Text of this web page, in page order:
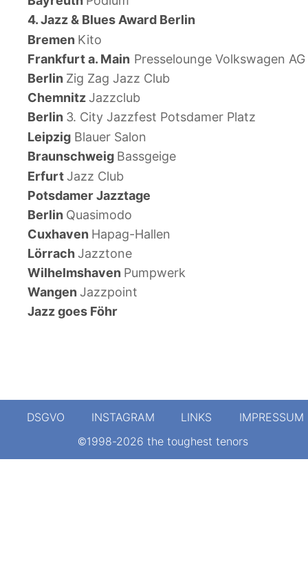
DSGVO INSTAGRAM LINKS
IMPRESSUM
©1998-2026 the toughest tenors
4. Jazz & Blues Award Berlin
Bremen Kito
Frankfurt a. Main Presselounge Volkswagen AG
Berlin Zig Zag Jazz Club
Chemnitz Jazzclub
Berlin 3. City Jazzfest Potsdamer Platz
Leipzig Blauer Salon
Braunschweig Bassgeige
Erfurt Jazz Club
Potsdamer Jazztage
Berlin Quasimodo
Cuxhaven Hapag-Hallen
Lörrach Jazztone
Wilhelmshaven Pumpwerk
Wangen Jazzpoint
Jazz goes Föhr